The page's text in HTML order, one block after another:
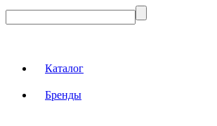
Каталог
Бренды